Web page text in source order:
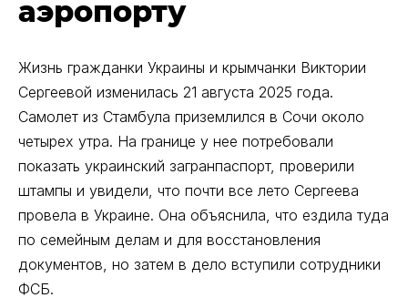
аэропорту
Жизнь гражданки Украины и крымчанки Виктории
Сергеевой изменилась 21 августа 2025 года.
Самолет из Стамбула приземлился в Сочи около
четырех утра. На границе у нее потребовали
показать украинский загранпаспорт, проверили
штампы и увидели, что почти все лето Сергеева
провела в Украине. Она объяснила, что ездила туда
по семейным делам и для восстановления
документов, но затем в дело вступили сотрудники
ФСБ.